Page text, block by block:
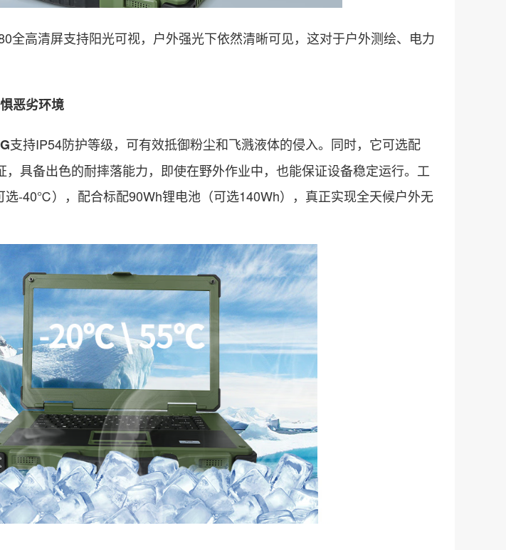
高清屏支持阳光可视，户外强光下依然清晰可见，这对于户外测绘、电力
恶劣环境
支持IP54防护等级，可有效抵御粉尘和飞溅液体的侵入。同时，它可选配
，具备出色的耐摔落能力，即使在野外作业中，也能保证设备稳定运行。工
-40℃），配合标配90Wh锂电池（可选140Wh），真正实现全天候户外无